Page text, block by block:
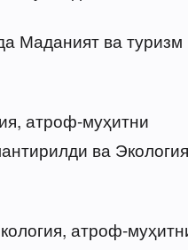
Маданият ва туризм
атроф-муҳитни
ва Экология
атроф-